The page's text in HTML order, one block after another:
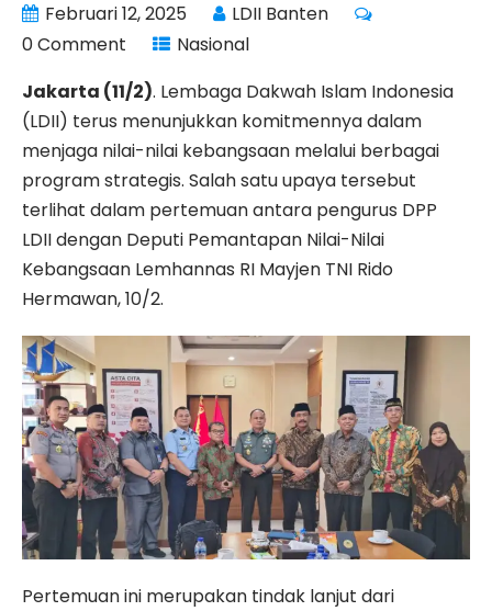
Februari 12, 2025
LDII Banten
0 Comment
Nasional
Jakarta (11/2). Lembaga Dakwah Islam Indonesia
(LDII) terus menunjukkan komitmennya dalam
menjaga nilai-nilai kebangsaan melalui berbagai
program strategis. Salah satu upaya tersebut
terlihat dalam pertemuan antara pengurus DPP
LDII dengan Deputi Pemantapan Nilai-Nilai
Kebangsaan Lemhannas RI Mayjen TNI Rido
Hermawan, 10/2.
Pertemuan ini merupakan tindak lanjut dari